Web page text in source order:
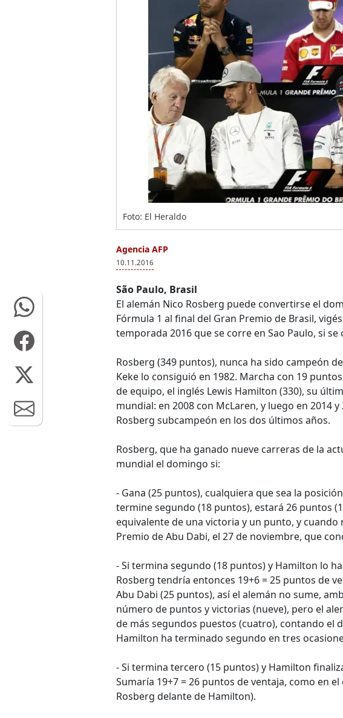
Foto: El Heraldo
Agencia AFP
10.11.2016
São Paulo, Brasil
El alemán Nico Rosberg puede convertirse el
Fórmula 1 al final del Gran Premio de Brasil,
temporada 2016 que se corre en Sao Paulo, si
Rosberg (349 puntos), nunca ha sido campeón
Keke lo consiguió en 1982. Marcha con 19
de equipo, el inglés Lewis Hamilton (330), su
mundial: en 2008 con McLaren, y luego en 2014
Rosberg subcampeón en los dos últimos años.
Rosberg, que ha ganado nueve carreras de la
mundial el domingo si:
- Gana (25 puntos), cualquiera que sea la
termine segundo (18 puntos), estará 26 puntos
equivalente de una victoria y un punto, y
Premio de Abu Dabi, el 27 de noviembre, que
- Si termina segundo (18 puntos) y Hamilton lo
Rosberg tendría entonces 19+6 = 25 puntos de
Abu Dabi (25 puntos), así el alemán no sume,
número de puntos y victorias (nueve), pero el
de más segundos puestos (cuatro), contando el
Hamilton ha terminado segundo en tres
- Si termina tercero (15 puntos) y Hamilton
Sumaría 19+7 = 26 puntos de ventaja, como en
Rosberg delante de Hamilton).